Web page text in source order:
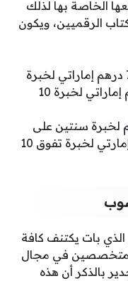
الخاصة بها لذلك
الرقميين، ويكون
يكون الراتب بين 7000 درهم إماراتي لخبرة
سنتين وصولًا إلى 18000 درهم إماراتي لخبرة 10
10000 درهم لخبرة سنتين على
الأقل وصولًا إلى 24000 درهم إمارتي لخبرة تفوق 10
الذي بات يكتنف كافة
متخصصين في مجال
بالذكر أن هذه